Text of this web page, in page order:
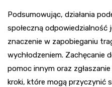
Podsumowując, działania
społeczną odpowiedzialność
znaczenie w zapobieganiu
wychłodzeniem. Zachęcanie
pomoc innym oraz
kroki, które mogą przyczynić